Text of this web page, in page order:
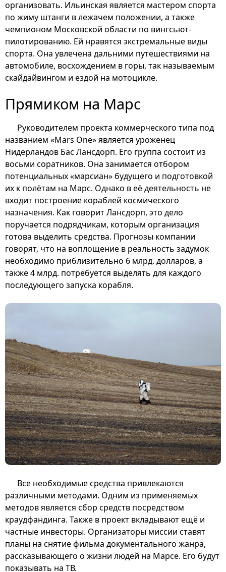
организовать. Ильинская является мастером спорта
по жиму штанги в лежачем положении, а также
чемпионом Московской области по вингсьют-
пилотированию. Ей нравятся экстремальные виды
спорта. Она увлечена дальними путешествиями на
автомобиле, восхождением в горы, так называемым
скайдайвингом и ездой на мотоцикле.
Прямиком на Марс
Руководителем проекта коммерческого типа под
названием «Mars One» является уроженец
Нидерландов Бас Лансдорп. Его группа состоит из
восьми соратников. Она занимается отбором
потенциальных «марсиан» будущего и подготовкой
их к полётам на Марс. Однако в её деятельность не
входит построение кораблей космического
назначения. Как говорит Лансдорп, это дело
поручается подрядчикам, которым организация
готова выделить средства. Прогнозы компании
говорят, что на воплощение в реальность задумок
необходимо приблизительно 6 млрд. долларов, а
также 4 млрд. потребуется выделять для каждого
последующего запуска корабля.
Все необходимые средства привлекаются
различными методами. Одним из применяемых
методов является сбор средств посредством
краудфандинга. Также в проект вкладывают ещё и
частные инвесторы. Организаторы миссии ставят
планы на снятие фильма документального жанра,
рассказывающего о жизни людей на Марсе. Его будут
показывать на ТВ.